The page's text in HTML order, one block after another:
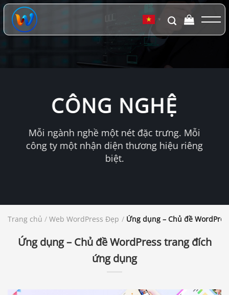
Chuyển
đến
dung
▼
CÔNG NGHỆ
Mỗi ngành nghề một nét đặc trưng. Mỗi
công ty một nhận diện thương hiệu riêng
biệt.
Trang chủ / Web WordPress Đẹp / Ứng dụng – Chủ đề
Ứng dụng – Chủ đề WordPress trang đích
ứng dụng